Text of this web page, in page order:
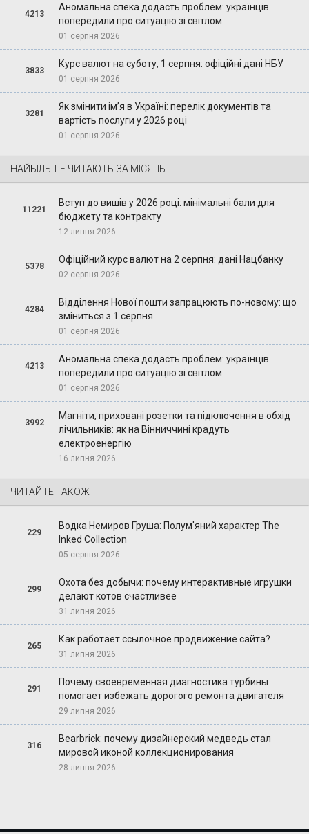
4213
Аномальна спека додасть проблем: українців
попередили про ситуацію зі світлом
01 серпня 2026
3833
Курс валют на суботу, 1 серпня: офіційні дані НБУ
01 серпня 2026
3281
Як змінити ім’я в Україні: перелік документів та
вартість послуги у 2026 році
01 серпня 2026
НАЙБІЛЬШЕ ЧИТАЮТЬ ЗА МІСЯЦЬ
11221
Вступ до вишів у 2026 році: мінімальні бали для
бюджету та контракту
12 липня 2026
5378
Офіційний курс валют на 2 серпня: дані Нацбанку
02 серпня 2026
4284
Відділення Нової пошти запрацюють по-новому: що
зміниться з 1 серпня
01 серпня 2026
4213
Аномальна спека додасть проблем: українців
попередили про ситуацію зі світлом
01 серпня 2026
3992
Магніти, приховані розетки та підключення в обхід
лічильників: як на Вінниччині крадуть
електроенергію
16 липня 2026
ЧИТАЙТЕ ТАКОЖ
229
Водка Немиров Груша: Полум'яний характер The
Inked Collection
05 серпня 2026
299
Охота без добычи: почему интерактивные игрушки
делают котов счастливее
31 липня 2026
265
Как работает ссылочное продвижение сайта?
31 липня 2026
291
Почему своевременная диагностика турбины
помогает избежать дорогого ремонта двигателя
29 липня 2026
316
Bearbrick: почему дизайнерский медведь стал
мировой иконой коллекционирования
28 липня 2026